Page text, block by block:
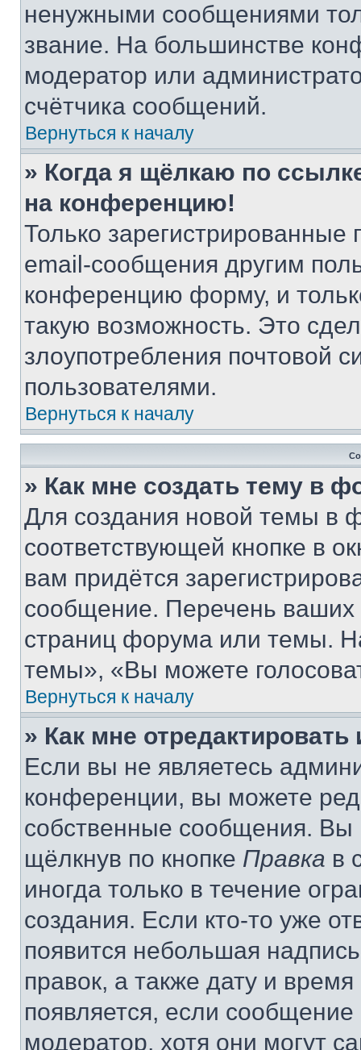
ненужными сообщениями
звание. На большинстве
модератор или
счётчика сообщений.
Вернуться к началу
» Когда я щёлкаю по
на конференцию!
Только зарегистрированные
email-сообщения другим
конференцию форму, и
такую возможность. Это
злоупотребления почтовой
пользователями.
Вернуться к началу
» Как мне создать тему в
Для создания новой темы в
соответствующей кнопке в
вам придётся
сообщение. Перечень ваших
страниц форума или темы.
темы», «Вы можете
Вернуться к началу
» Как мне
Если вы не являетесь
конференции, вы можете
собственные сообщения. Вы
щёлкнув по кнопке Правка в
иногда только в течение
создания. Если кто-то уже
появится небольшая
правок, а также дату и
появляется, если
модератор, хотя они могут